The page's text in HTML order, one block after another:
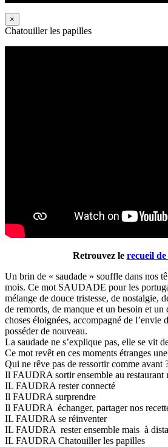
×
Chatouiller les papilles
Retrouvez le recueil de
Un brin de « saudade » souffle dans nos
mois. Ce mot SAUDADE pour les
mélange de douce tristesse, de nostalgie,
de remords, de manque et un besoin et un
choses éloignées, accompagné de l’envie
posséder de nouveau.
La saudade ne s’explique pas, elle se vit
Ce mot revêt en ces moments étranges
Qui ne rêve pas de ressortir comme avant
Il FAUDRA sortir ensemble au restaurant
IL FAUDRA rester connecté
Il FAUDRA surprendre
Il FAUDRA échanger, partager nos
IL FAUDRA se réinventer
IL FAUDRA rester ensemble mais à
IL FAUDRA Chatouiller les papilles